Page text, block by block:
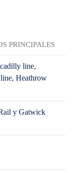
PRINCIPALES
line,
Heathrow
y Gatwick